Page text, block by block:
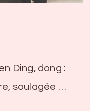
Ding, dong :
soulagée …